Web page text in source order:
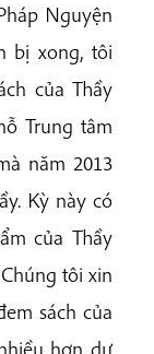
Nguyện
bị xong, tôi
của Thầy
Trung tâm
năm 2013
Kỳ này có
của Thầy
tôi xin
sách của